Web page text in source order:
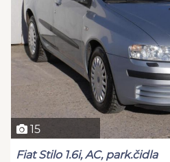
15
Fiat Stilo 1.6i, AC, park.čidla